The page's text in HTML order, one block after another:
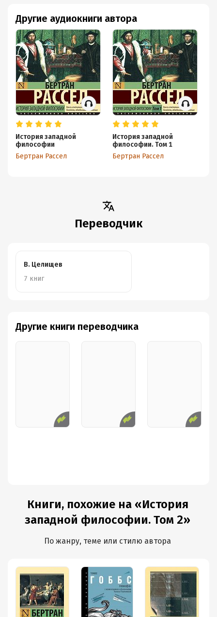
людям через язык искажённое описание мира/.
Философия - ещё больше, чем квинтэссенция тоналя.
Она ещё более ограничивает реальное восприятие
мира, навязывая человеческому восприятию свои
сомнительные схемы.
Другие аудиокниги автора
История западной
философии
Бертран Рассел
История западной
философии. Том 1
Бертран Рассел
Переводчик
В. Целищев
7 книг
Другие книги переводчика
Книги, похожие на «История
западной философии. Том 2»
По жанру, теме или стилю автора